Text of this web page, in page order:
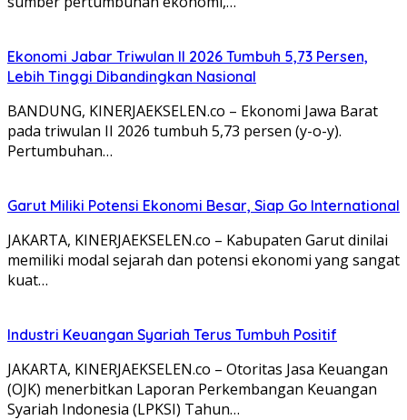
Ekonomi Jabar Triwulan II 2026 Tumbuh 5,73 Persen,
Lebih Tinggi Dibandingkan Nasional
BANDUNG, KINERJAEKSELEN.co – Ekonomi Jawa Barat
pada triwulan II 2026 tumbuh 5,73 persen (y-o-y).
Pertumbuhan…
Garut Miliki Potensi Ekonomi Besar, Siap Go International
JAKARTA, KINERJAEKSELEN.co – Kabupaten Garut dinilai
memiliki modal sejarah dan potensi ekonomi yang sangat
kuat…
Industri Keuangan Syariah Terus Tumbuh Positif
JAKARTA, KINERJAEKSELEN.co – Otoritas Jasa Keuangan
(OJK) menerbitkan Laporan Perkembangan Keuangan
Syariah Indonesia (LPKSI) Tahun…